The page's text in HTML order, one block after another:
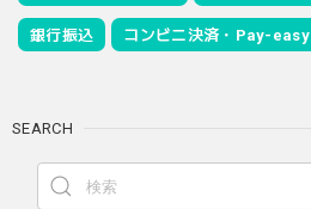
銀行振込 コンビニ決済・Pay-easy
SEARCH